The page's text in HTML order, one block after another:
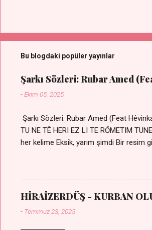
Bu blogdaki popüler yayınlar
Şarkı Sözleri: Rubar Amed
-Ekim 05, 2025
Şarkı Sözleri: Rubar Amed (Feat
TU NE TÊ HERI EZ LI TE RŐMETIM
her kelime Eksik, yarım şimdi Bir resim
durmuyor Tu yi bihare min Ez ji
Uykusuz geceler Sensiz her sabahım
HİRAİZERDÜŞ - KURBAN
- Temmuz 23, 2025